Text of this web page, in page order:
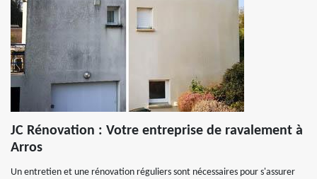
JC Rénovation : Votre entreprise de ravalement à
Arros
Un entretien et une rénovation réguliers sont nécessaires pour s'assurer